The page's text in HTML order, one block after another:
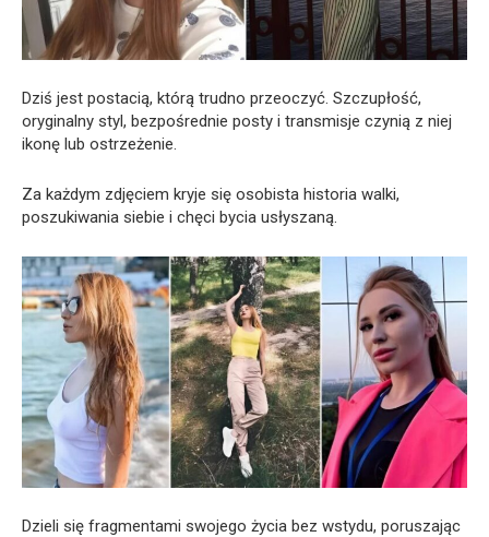
Dziś jest postacią, którą trudno przeoczyć. Szczupłość,
oryginalny styl, bezpośrednie posty i transmisje czynią z niej
ikonę lub ostrzeżenie.
Za każdym zdjęciem kryje się osobista historia walki,
poszukiwania siebie i chęci bycia usłyszaną.
Dzieli się fragmentami swojego życia bez wstydu, poruszając